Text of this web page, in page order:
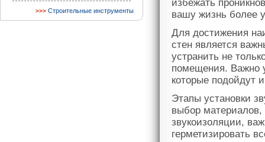
Строительные инструменты
избежать
вашу жизнь более
Для достижения
стен является
устранить не
помещения. Важно
которые подойдут
Этапы установки
выбор материалов,
звукоизоляции,
герметизировать